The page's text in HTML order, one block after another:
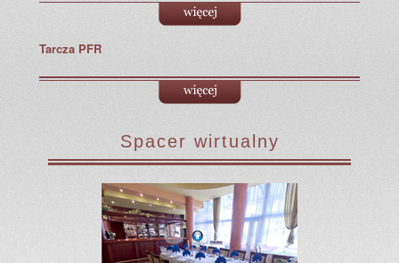
Tarcza PFR
Spacer wirtualny